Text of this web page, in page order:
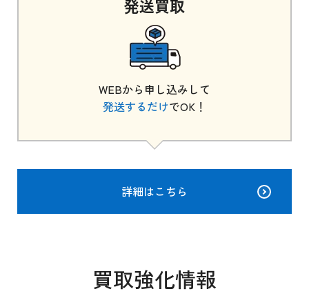
発送買取
WEBから申し込みして
発送するだけでOK！
詳細はこちら
買取強化情報